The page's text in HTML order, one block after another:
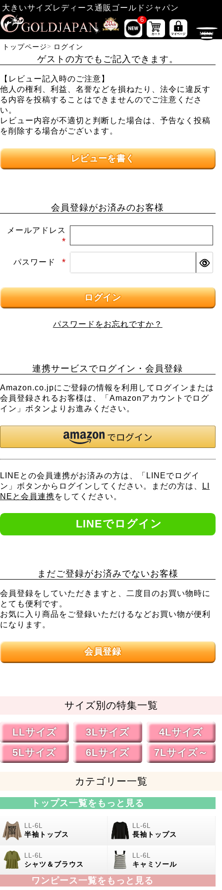
大きいサイズレディース通販ゴールドジャパン
6
トップページ ログイン
ゲストの方でもご記入できます。
【レビュー記入時のご注意】
他人の権利、利益、名誉などを損ねたり、法令に違反す
る内容を投稿することはできませんのでご注意くださ
い。
レビュー内容が不適切と判断した場合は、予告なく投稿
を削除する場合がございます。
レビューを書く
会員登録がお済みのお客様
メールアドレス
須)
パスワード
ログイン
パスワードをお忘れですか？
連携サービスでログイン・会員登録
Amazon.co.jpにご登録の情報を利用してログインまたは
会員登録されるお客様は、「Amazonアカウントでログ
イン」ボタンよりお進みください。
LINEとの会員連携がお済みの方は、「LINEでログイ
ン」ボタンからログインしてください。まだの方は、
LI
NEと会員連携をしてください。
まだご登録がお済みでないお客様
会員登録をしていただきますと、二度目のお買い物時に
とても便利です。
お気に入り商品をご登録いただけるなどお買い物が便利
になります。
会員登録
サイズ別の特集一覧
LLサイズ 3Lサイズ
4Lサイズ
5Lサイズ
6Lサイズ 7Lサイズ～
カテゴリー一覧
トップス一覧をもっと見る
半袖トップス 長袖トップス
シャツ＆ブラウス キャミソール
ワンピース一覧をもっと見る